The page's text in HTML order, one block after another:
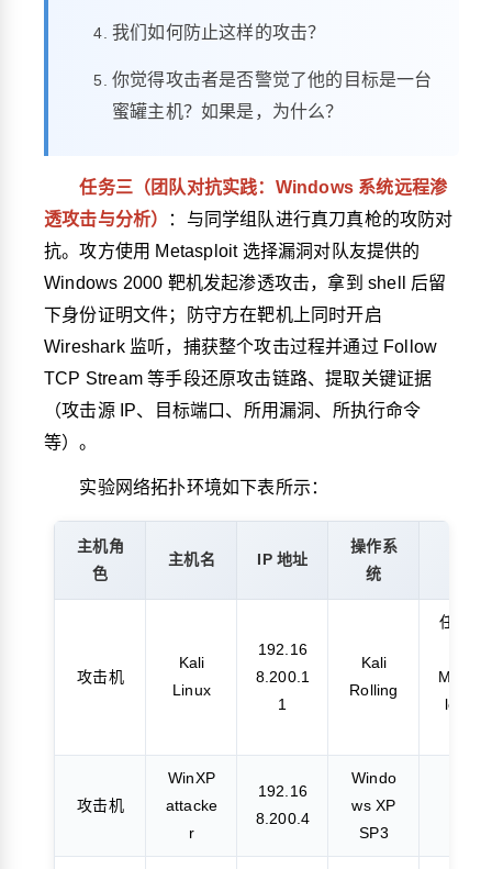
我们如何防止这样的攻击？
你觉得攻击者是否警觉了他的目标是一台
蜜罐主机？如果是，为什么？
任务三（团队对抗实践：Windows 系统远程渗
透攻击与分析）
：与同学组队进行真刀真枪的攻防对
抗。攻方使用 Metasploit 选择漏洞对队友提供的
Windows 2000 靶机发起渗透攻击，拿到 shell 后留
下身份证明文件；防守方在靶机上同时开启
Wireshark 监听，捕获整个攻击过程并通过 Follow
TCP Stream 等手段还原攻击链路、提取关键证据
（攻击源 IP、目标端口、所用漏洞、所执行命令
等）。
实验网络拓扑环境如下表所示：
主机角
色
主机名 IP 地址
操作系
统
攻击机
Kali
Linux
192.16
8.200.1
1
Kali
Rolling
任务一/
Metasp
loit 渗
攻击机
WinXP
attacke
r
192.16
8.200.4
Windo
ws XP
SP3